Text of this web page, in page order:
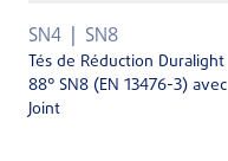
SN4 SN8
Tés de Réduction Duralight
88° SN8 (EN 13476-3) avec
Joint